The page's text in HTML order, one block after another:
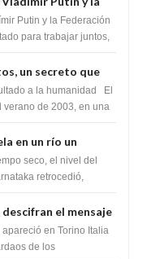
firmado un
los Sionistas?
Putin y la Federación
para trabajar juntos,
un secreto que
el destino de la
a la humanidad El
verano de 2003, en una
en un río un
miles de Shiva
seco, el nivel del
retrocedió,
el mensaje
,Italia en Torino Italia
de los